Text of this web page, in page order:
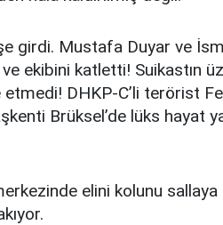
girdi. Mustafa Duyar ve
ekibini katletti! Suikastın
DHKP-C’li terörist
Brüksel’de lüks hayat
elini kolunu sallaya